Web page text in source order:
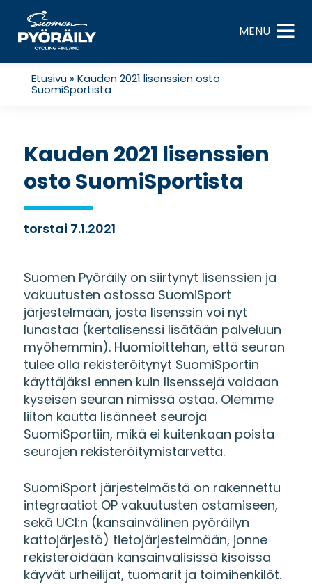
content
MENU
Etusivu»Kauden 2021 lisenssien osto
SuomiSportista
Kauden 2021 lisenssien
osto SuomiSportista
torstai 7.1.2021
Suomen Pyöräily on siirtynyt lisenssien ja
vakuutusten ostossa SuomiSport
järjestelmään, josta lisenssin voi nyt
lunastaa (kertalisenssi lisätään palveluun
myöhemmin). Huomioittehan, että seuran
tulee olla rekisteröitynyt SuomiSportin
käyttäjäksi ennen kuin lisenssejä voidaan
kyseisen seuran nimissä ostaa. Olemme
liiton kautta lisänneet seuroja
SuomiSportiin, mikä ei kuitenkaan poista
seurojen rekisteröitymistarvetta.
SuomiSport järjestelmästä on rakennettu
integraatiot OP vakuutusten ostamiseen,
sekä UCI:n (kansainvälinen pyöräilyn
kattojärjestö) tietojärjestelmään, jonne
rekisteröidään kansainvälisissä kisoissa
käyvät urheilijat, tuomarit ja toimihenkilöt.